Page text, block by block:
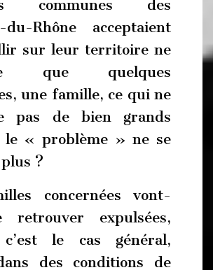
communes des
du-Rhône acceptaient
sur leur territoire ne
ce que quelques
une famille, ce qui ne
pas de bien grands
le « problème » ne se
?
concernées vont-
retrouver expulsées,
c’est le cas général,
des conditions de